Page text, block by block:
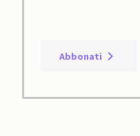
Abbonati